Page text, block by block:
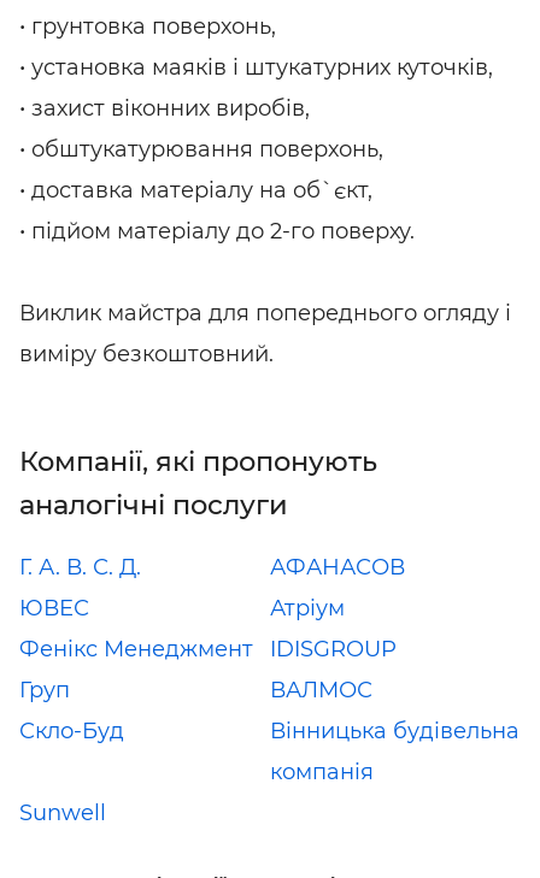
• грунтовка поверхонь,
• установка маяків і штукатурних куточків,
• захист віконних виробів,
• обштукатурювання поверхонь,
• доставка матеріалу на об`єкт,
• підйом матеріалу до 2-го поверху.
Виклик майстра для попереднього огляду і
виміру безкоштовний.
Компанії, які пропонують
аналогічні послуги
Г. А. В. С. Д.
АФАНАСОВ
ЮВЕС
Атріум
Фенікс Менеджмент
Груп
IDISGROUP
ВАЛМОС
Скло-Буд
Вінницька будівельна
компанія
Sunwell